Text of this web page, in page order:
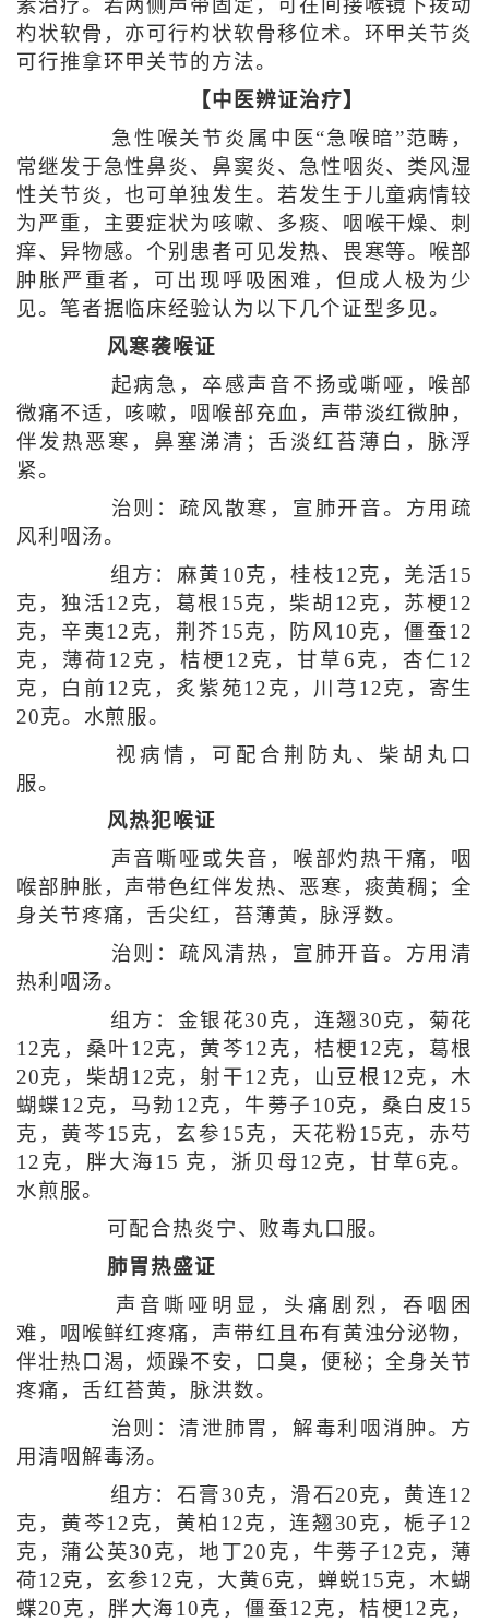
素治疗。若两侧声带固定，可在间接喉镜下拨动
杓状软骨，亦可行杓状软骨移位术。环甲关节炎
可行推拿环甲关节的方法。
【中医辨证治疗】
急性喉关节炎属中医“急喉暗”范畴，
常继发于急性鼻炎、鼻窦炎、急性咽炎、类风湿
性关节炎，也可单独发生。若发生于儿童病情较
为严重，主要症状为咳嗽、多痰、咽喉干燥、刺
痒、异物感。个别患者可见发热、畏寒等。喉部
肿胀严重者，可出现呼吸困难，但成人极为少
见。笔者据临床经验认为以下几个证型多见。
风寒袭喉证
起病急，卒感声音不扬或嘶哑，喉部
微痛不适，咳嗽，咽喉部充血，声带淡红微肿，
伴发热恶寒，鼻塞涕清；舌淡红苔薄白，脉浮
紧。
治则：疏风散寒，宣肺开音。方用疏
风利咽汤。
组方：麻黄10克，桂枝12克，羌活15
克，独活12克，葛根15克，柴胡12克，苏梗12
克，辛夷12克，荆芥15克，防风10克，僵蚕12
克，薄荷12克，桔梗12克，甘草6克，杏仁12
克，白前12克，炙紫苑12克，川芎12克，寄生
20克。水煎服。
视病情，可配合荆防丸、柴胡丸口
服。
风热犯喉证
声音嘶哑或失音，喉部灼热干痛，咽
喉部肿胀，声带色红伴发热、恶寒，痰黄稠；全
身关节疼痛，舌尖红，苔薄黄，脉浮数。
治则：疏风清热，宣肺开音。方用清
热利咽汤。
组方：金银花30克，连翘30克，菊花
12克，桑叶12克，黄芩12克，桔梗12克，葛根
20克，柴胡12克，射干12克，山豆根12克，木
蝴蝶12克，马勃12克，牛蒡子10克，桑白皮15
克，黄芩15克，玄参15克，天花粉15克，赤芍
12克，胖大海15 克，浙贝母12克，甘草6克。
水煎服。
可配合热炎宁、败毒丸口服。
肺胃热盛证
声音嘶哑明显，头痛剧烈，吞咽困
难，咽喉鲜红疼痛，声带红且布有黄浊分泌物，
伴壮热口渴，烦躁不安，口臭，便秘；全身关节
疼痛，舌红苔黄，脉洪数。
治则：清泄肺胃，解毒利咽消肿。方
用清咽解毒汤。
组方：石膏30克，滑石20克，黄连12
克，黄芩12克，黄柏12克，连翘30克，栀子12
克，蒲公英30克，地丁20克，牛蒡子12克，薄
荷12克，玄参12克，大黄6克，蝉蜕15克，木蝴
蝶20克，胖大海10克，僵蚕12克，桔梗12克，